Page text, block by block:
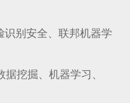
别安全、联邦机器学
挖掘、机器学习、